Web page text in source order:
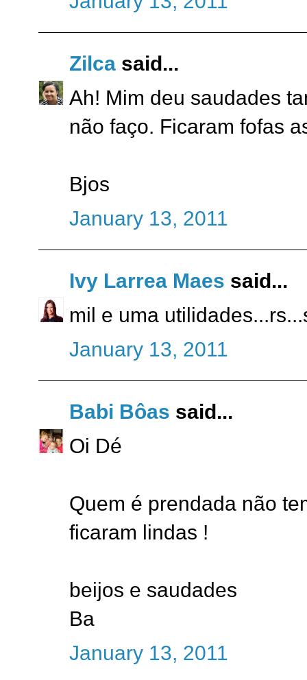
Zilca said...
Ah! Mim deu saudades
não faço. Ficaram fofas
Bjos
January 13, 2011
Ivy Larrea Maes said...
mil e uma
January 13, 2011
Babi Bôas said...
Oi Dé
Quem é prendada não
ficaram lindas !
beijos e saudades
Ba
January 13, 2011